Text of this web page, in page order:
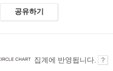
공유하기
집계에 반영됩니다.